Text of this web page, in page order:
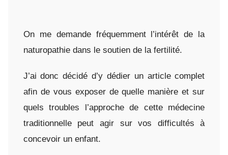
On me demande fréquemment l’intérêt de la
naturopathie dans le soutien de la fertilité.
J’ai donc décidé d’y dédier un article complet
afin de vous exposer de quelle manière et sur
quels troubles l’approche de cette médecine
traditionnelle peut agir sur vos difficultés à
concevoir un enfant.